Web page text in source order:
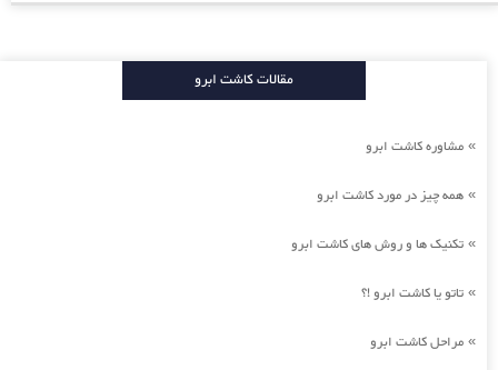
مقالات کاشت ابرو
» مشاوره کاشت ابرو
» همه چیز در مورد کاشت ابرو
» تکنیک ها و روش های کاشت ابرو
» تاتو یا کاشت ابرو !؟
» مراحل کاشت ابرو